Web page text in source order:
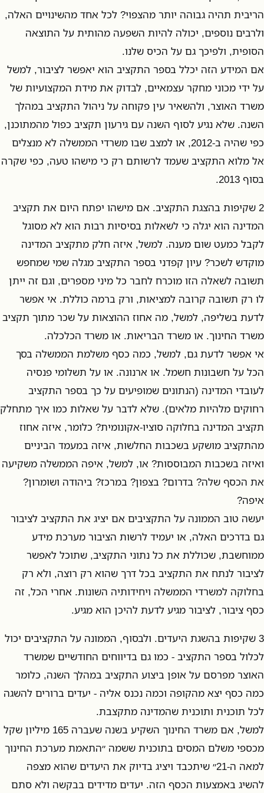
הריבית תהיה גבוהה יותר מהצפוי? לכל אחד מהשינויים האלה,
ולרבים נוספים, יכולה להיות השפעה מהותית על התוצאה
הסופית, ולפיכך גם על הכיס שלנו.
אם המידע הזה יכלל בספר התקציב הוא יאפשר לציבור, למשל
על ידי מכוני מחקר עצמאיים, לבדוק את מידת המקצועיות של
משרד האוצר, ולהשאיר עין פקוחה על ניהול התקציב במהלך
השנה. שלא נגיע לסוף השנה עם גירעון תקציב כפול מהמתוכנן,
כפי שהיה ב-2012, או למצב שבו משרדי הממשלה לא מנצלים
אל מלוא התקציב שעמד לרשותם רק כי מישהו טעה, כפי שקרה
בסוף 2013.
2 שקיפות בהצגת התקציב. אם מישהו יפתח היום את תקציב
המדינה הוא יגלה כי לשאלות בסיסיות רבות הוא לא מסוגל
לקבל כמעט שום מענה. למשל, איזה חלק מתקציב המדינה
מוקדש לשכר? עיון קפדני בספר התקציב מגלה שמי שמחפש
תשובה לשאלה הזו מוכרח לחבר כל מיני מספרים, וגם זה ייתן
לו רק תשובה קרובה למציאות, ורק ברמה כוללת. אי אפשר
לדעת בשליפה, למשל, מה אחוז ההוצאות על שכר מתוך תקציב
משרד החינוך. או משרד הבריאות. או משרד הכלכלה.
אי אפשר לדעת גם, למשל, כמה כסף משלמת הממשלה בסך
הכל על חשבונות חשמל. או ארנונה. או על תשלומי פנסיה
לעובדי המדינה (הנתונים שמופיעים על כך בספר התקציב
רחוקים מלהיות מלאים). שלא לדבר על שאלות כמו איך מתחלק
תקציב המדינה בחלוקה סוציו-אקונומית? כלומר, איזה אחוז
מהתקציב מושקע בשכבות החלשות, איזה במעמד הביניים
ואיזה בשכבות המבוססות? או, למשל, איפה הממשלה משקיעה
את הכסף שלה? בדרום? בצפון? במרכז? ביהודה ושומרון?
איפה?
יעשה טוב הממונה על התקציבים אם יציג את התקציב לציבור
גם בדרכים האלה, או יעמיד לרשות הציבור מערכת מידע
ממוחשבת, שכוללת את כל נתוני התקציב, שתוכל לאפשר
לציבור לנתח את התקציב בכל דרך שהוא רק רוצה, ולא רק
בחלוקה למשרדי הממשלה ויחידותיה השונות. אחרי הכל, זה
כסף ציבור, לציבור מגיע לדעת להיכן הוא מגיע.
3 שקיפות בהשגת היעדים. ולבסוף, הממונה על התקציבים יכול
לכלול בספר התקציב - כמו גם בדיווחים החודשיים שמשרד
האוצר מפרסם על אופן ביצוע התקציב במהלך השנה, כלומר
כמה כסף יצא מהקופה וכמה נכנס אליה - יעדים ברורים להשגה
לכל תוכנית ותוכנית שהמדינה מתקצבת.
למשל, אם משרד החינוך השקיע בשנה שעברה 165 מיליון שקל
מכספי משלם המסים בתוכנית ששמה ״התאמת מערכת החינוך
למאה ה-21״ שיתכבד ויציג בדיוק את היעדים שהוא מצפה
להשיג באמצעות הכסף הזה. יעדים מדידים בבקשה ולא סתם